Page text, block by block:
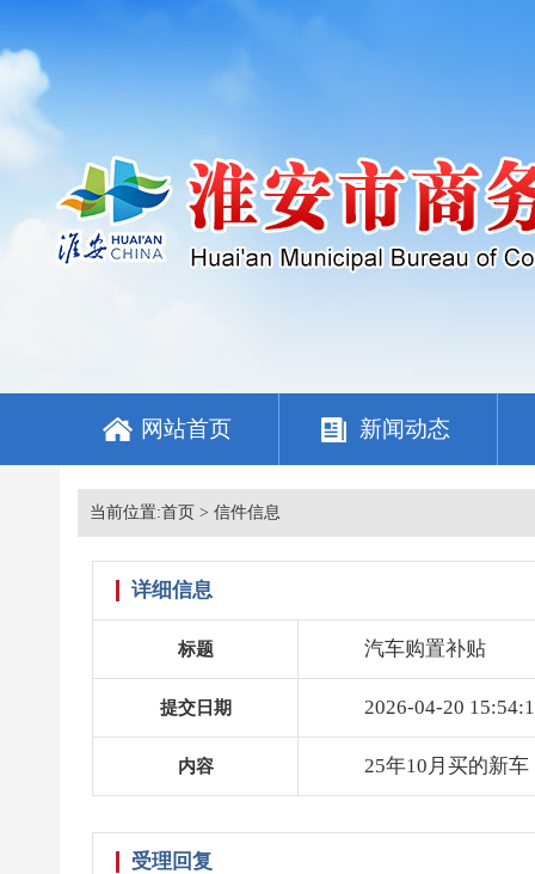
网站首页 新闻动态
当前位置:首页 > 信件信息
详细信息
标题 汽车购置补贴
提交日期 2026-04-20
内容 25年10月买的新
受理回复